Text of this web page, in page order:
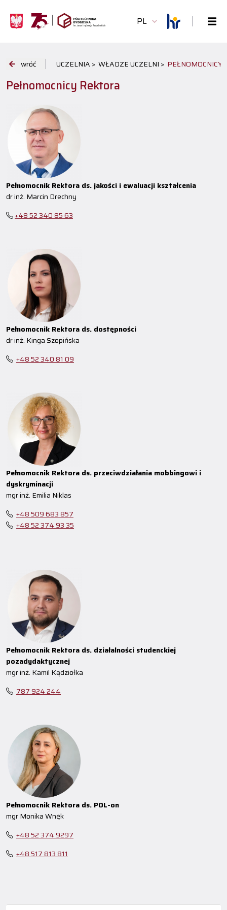
PL
wróć UCZELNIA > WŁADZE UCZELNI > PEŁNOMOCNICY
Pełnomocnicy Rektora
Pełnomocnik Rektora ds. jakości i ewaluacji kształcenia
dr inż. Marcin Drechny
+48 52 340 85 63
Pełnomocnik Rektora ds. dostępności
dr inż. Kinga Szopińska
+48 52 340 81 09
Pełnomocnik Rektora ds. przeciwdziałania mobbingowi i
dyskryminacji
mgr inż. Emilia Niklas
+48 509 683 857
+48 52 374 93 35
Pełnomocnik Rektora ds. działalności studenckiej
pozadydaktycznej
mgr inż. Kamil Kądziołka
787 924 244
Pełnomocnik Rektora ds. POL-on
mgr Monika Wnęk
+48 52 374 9297
+48 517 813 811